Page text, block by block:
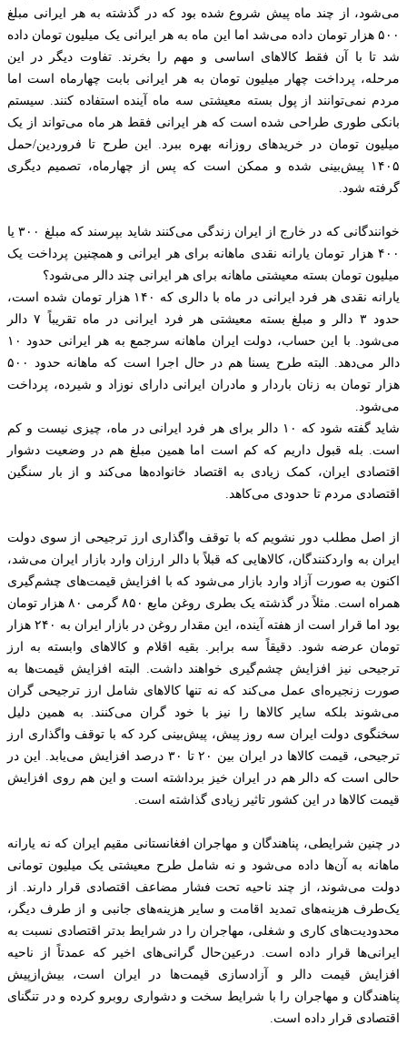
می‌شود، از چند ماه پیش شروع شده بود که در گذشته به هر ایرانی مبلغ
۵۰۰ هزار تومان داده می‌شد اما این ماه به هر ایرانی یک میلیون تومان داده
شد تا با آن فقط کالاهای اساسی و مهم را بخرند. تفاوت دیگر در این
مرحله، پرداخت چهار میلیون تومان به هر ایرانی بابت چهارماه است اما
مردم نمی‌توانند از پول بسته معیشتی سه ماه آینده استفاده کنند. سیستم
بانکی طوری طراحی شده است که هر ایرانی فقط هر ماه می‌تواند از یک
میلیون تومان در خریدهای روزانه بهره ببرد. این طرح تا فروردین/حمل
۱۴۰۵ پیش‌بینی شده و ممکن است که پس از چهارماه، تصمیم دیگری
گرفته شود.
خوانندگانی که در خارج از ایران زندگی می‌کنند شاید بپرسند که مبلغ ۳۰۰ یا
۴۰۰ هزار تومان یارانه نقدی ماهانه برای هر ایرانی و همچنین پرداخت یک
میلیون تومان بسته معیشتی ماهانه برای هر ایرانی چند دالر می‌شود؟
یارانه نقدی هر فرد ایرانی در ماه با دالری که ۱۴۰ هزار تومان شده است،
حدود ۳ دالر و مبلغ بسته معیشتی هر فرد ایرانی در ماه تقریباً ۷ دالر
می‌شود. با این حساب، دولت ایران ماهانه سرجمع به هر ایرانی حدود ۱۰
دالر می‌دهد. البته طرح یسنا هم در حال اجرا است که ماهانه حدود ۵۰۰
هزار تومان به زنان باردار و مادران ایرانی دارای نوزاد و شیرده، پرداخت
می‌شود.
شاید گفته شود که ۱۰ دالر برای هر فرد ایرانی در ماه، چیزی نیست و کم
است. بله قبول داریم که کم است اما همین مبلغ هم در وضعیت دشوار
اقتصادی ایران، کمک زیادی به اقتصاد خانواده‌ها می‌کند و از بار سنگین
اقتصادی مردم تا حدودی می‌کاهد.
از اصل مطلب دور نشویم که با توقف واگذاری ارز ترجیحی از سوی دولت
ایران به واردکنندگان، کالاهایی که قبلاً با دالر ارزان وارد بازار ایران می‌شد،
اکنون به صورت آزاد وارد بازار می‌شود که با افزایش قیمت‌های چشم‌گیری
همراه است. مثلاً در گذشته یک بطری روغن مایع ۸۵۰ گرمی ۸۰ هزار تومان
بود اما قرار است از هفته آینده، این مقدار روغن در بازار ایران به ۲۴۰ هزار
تومان عرضه شود. دقیقاً سه برابر. بقیه اقلام و کالاهای وابسته به ارز
ترجیحی نیز افزایش چشم‌گیری خواهند داشت. البته افزایش قیمت‌ها به
صورت زنجیره‌ای عمل می‌کند که نه تنها کالاهای شامل ارز ترجیحی گران
می‌شوند بلکه سایر کالاها را نیز با خود گران می‌کنند. به همین دلیل
سخنگوی دولت ایران سه روز پیش، پیش‌بینی کرد که با توقف واگذاری ارز
ترجیحی، قیمت کالاها در ایران بین ۲۰ تا ۳۰ درصد افزایش می‌یابد. این در
حالی است که دالر هم در ایران خیز برداشته است و این هم روی افزایش
قیمت کالاها در این کشور تاثیر زیادی گذاشته است.
در چنین شرایطی، پناهندگان و مهاجران افغانستانی مقیم ایران که نه یارانه
ماهانه به آن‌ها داده می‌شود و نه شامل طرح معیشتی یک میلیون تومانی
دولت می‌شوند، از چند ناحیه تحت فشار مضاعف اقتصادی قرار دارند. از
یک‌طرف هزینه‌های تمدید اقامت و سایر هزینه‌های جانبی و از طرف دیگر،
محدودیت‌های کاری و شغلی، مهاجران را در شرایط بدتر اقتصادی نسبت به
ایرانی‌ها قرار داده است. درعین‌حال گرانی‌های اخیر که عمدتاً از ناحیه
افزایش قیمت دالر و آزادسازی قیمت‌ها در ایران است، بیش‌ازپیش
پناهندگان و مهاجران را با شرایط سخت و دشواری روبرو کرده و در تنگنای
اقتصادی قرار داده است.